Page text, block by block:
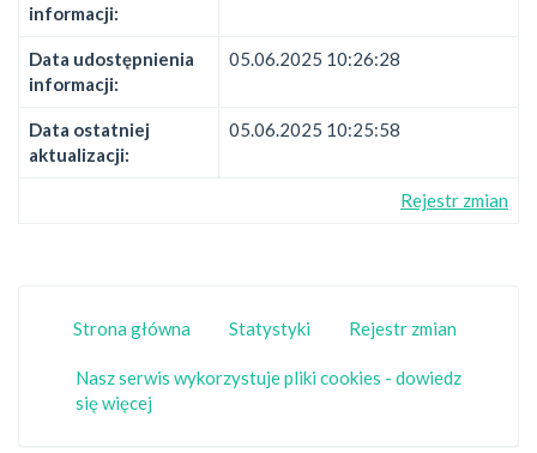
informacji:
Data udostępnienia
informacji:
05.06.2025 10:26:28
Data ostatniej
aktualizacji:
05.06.2025 10:25:58
Rejestr zmian
Strona główna Statystyki Rejestr zmian
Nasz serwis wykorzystuje pliki cookies - dowiedz
się więcej